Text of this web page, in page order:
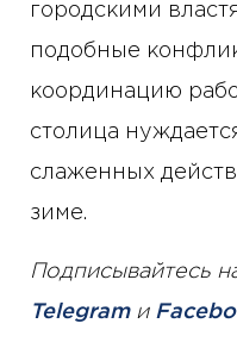
городскими
подобные
координацию
столица
слаженных
зиме.
Подписывайтесь
Telegramи